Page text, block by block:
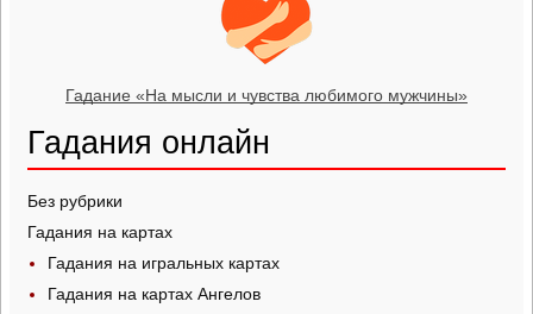
Гадание «На мысли и чувства любимого мужчины»
Гадания онлайн
Без рубрики
Гадания на картах
Гадания на игральных картах
Гадания на картах Ангелов